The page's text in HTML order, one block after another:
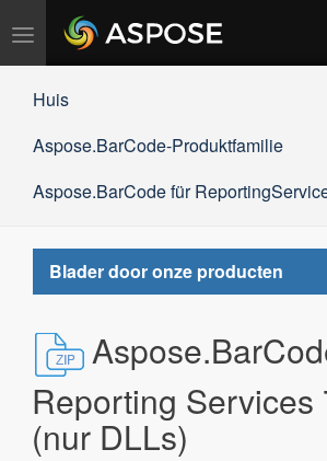
Navigation
umschalten
Huis
Aspose.BarCode-Produktfamilie
Aspose.BarCode für
Blader door onze producten
Reporting Services
(nur DLLs)